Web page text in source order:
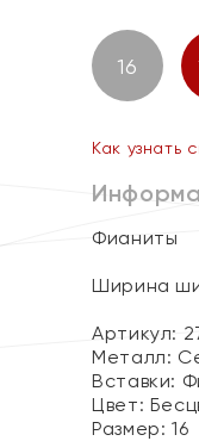
16
Как узнать
Фианиты
Ширина
Артикул:
Металл:
Вставки:
Цвет:
Размер:16